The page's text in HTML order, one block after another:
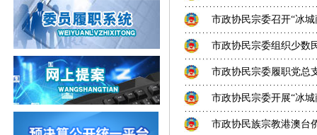
市政协民宗委召开“冰
市政协民宗委组织少数
市政协民宗委履职党总
市政协民宗委开展“冰
市政协民族宗教港澳台